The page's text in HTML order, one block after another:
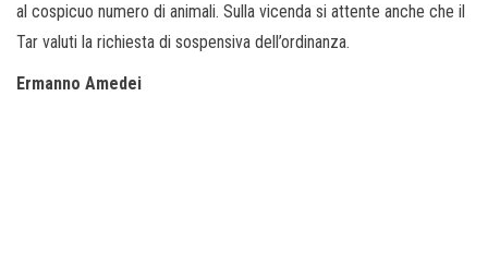
al cospicuo numero di animali. Sulla vicenda si attente anche che il
Tar valuti la richiesta di sospensiva dell’ordinanza.
Ermanno Amedei